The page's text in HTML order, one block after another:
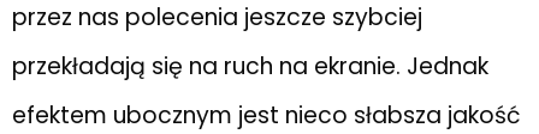
przez nas polecenia jeszcze szybciej
przekładają się na ruch na ekranie. Jednak
efektem ubocznym jest nieco słabsza jakość